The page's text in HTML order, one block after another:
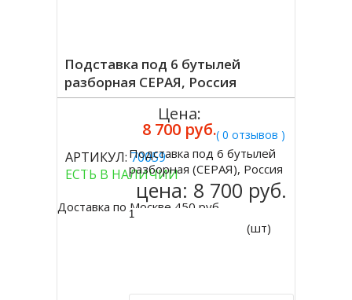
Подставка под 6 бутылей
разборная СЕРАЯ, Россия
( 0 отзывов )
АРТИКУЛ:70059
ЕСТЬ В НАЛИЧИИ
Доставка по Москве 450 руб.
Цена:
8 700 руб.
Купить
Подставка под 6 бутылей
разборная (СЕРАЯ), Россия
цена: 8 700 руб.
(шт)